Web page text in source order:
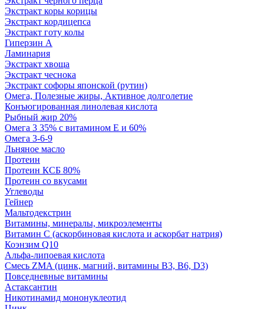
Экстракт коры корицы
Экстракт кордицепса
Экстракт готу колы
Гиперзин А
Ламинария
Экстракт хвоща
Экстракт чеснока
Экстракт софоры японской (рутин)
Омега, Полезные жиры, Активное долголетие
Конъюгированная линолевая кислота
Рыбный жир 20%
Омега 3 35% с витамином Е и 60%
Омега 3-6-9
Льняное масло
Протеин
Протеин КСБ 80%
Протеин со вкусами
Углеводы
Гейнер
Мальтодекстрин
Витамины, минералы, микроэлементы
Витамин C (аскорбиновая кислота и аскорбат натрия)
Коэнзим Q10
Альфа-липоевая кислота
Смесь ZMA (цинк, магний, витамины B3, B6, D3)
Повседневные витамины
Астаксантин
Никотинамид мононуклеотид